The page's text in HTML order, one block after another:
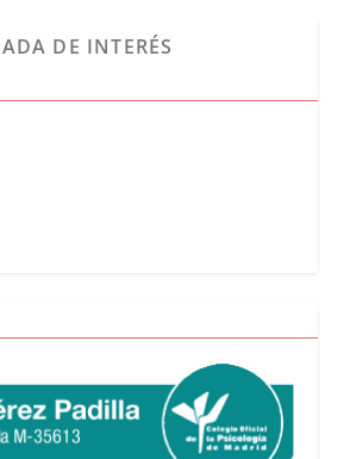
DE INTERÉS